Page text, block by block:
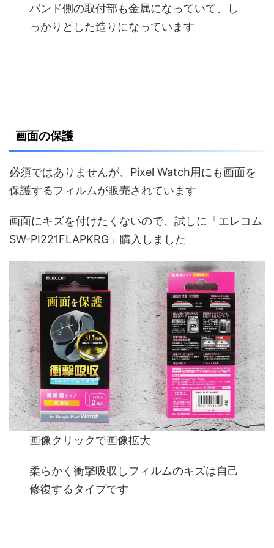
バンド側の取付部も金属になっていて、し
っかりとした造りになっています
画面の保護
必須ではありませんが、Pixel Watch用にも画面を
保護するフィルムが販売されています
画面にキズを付けたくないので、試しに「エレコム
SW-PI221FLAPKRG」購入しました
画像クリックで画像拡大
柔らかく衝撃吸収しフィルムのキズは自己
修復するタイプです